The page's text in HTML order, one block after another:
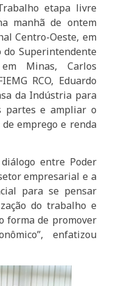
etapa livre
manhã de ontem
Centro-Oeste, em
do Superintendente
Minas, Carlos
RCO, Eduardo
da Indústria para
partes e ampliar o
emprego e renda
entre Poder
empresarial e a
para se pensar
do trabalho e
forma de promover
enfatizou